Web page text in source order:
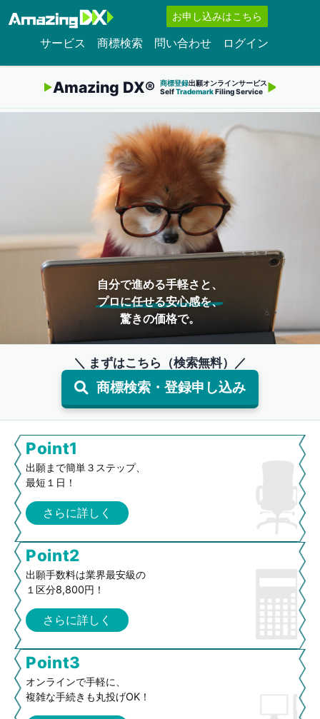
お申し込みはこちら
サービス 商標検索 問い合わせ ログイン
Amazing DX® 商標登録出願オンラインサービス
SelfTrademarkFiling Service
自分で進める手軽さと、
プロに任せる安心感を、
驚きの価格で。
＼ まずはこちら（検索無料）／
商標検索・登録申し込み
Point1
出願まで簡単３ステップ、
最短１日！
さらに詳しく
Point2
出願手数料は業界最安級の
１区分8,800円！
さらに詳しく
Point3
オンラインで手軽に、
複雑な手続きも丸投げOK！